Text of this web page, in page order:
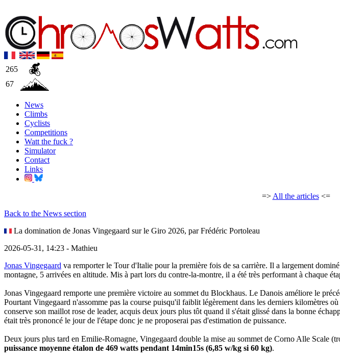
265
67
News
Climbs
Cyclists
Competitions
Watt the fuck ?
Simulator
Contact
Links
=> All the articles<=
Back to the News section
La domination de Jonas Vingegaard sur le Giro 2026, par Frédéric Portoleau
2026-05-31, 14:23 - Mathieu
Jonas Vingegaard va remporter le Tour d'Italie pour la première fois de sa carrière. Il a largement
montagne, 5 arrivées en altitude. Mis à part lors du contre-la-montre, il a été très performant à chaque
Jonas Vingegaard remporte une première victoire au sommet du Blockhaus. Le Danois améliore le
Pourtant Vingegaard n'assomme pas la course puisqu'il faiblit légèrement dans les derniers kilomètres où
conserve son maillot rose de leader, acquis deux jours plus tôt quand il s'était glissé dans la bonne
était très prononcé le jour de l'étape donc je ne proposerai pas d'estimation de puissance.
Deux jours plus tard en Emilie-Romagne, Vingegaard double la mise au sommet de Corno Alle Scale
puissance moyenne étalon de 469 watts pendant 14min15s (6,85 w/kg si 60 kg).